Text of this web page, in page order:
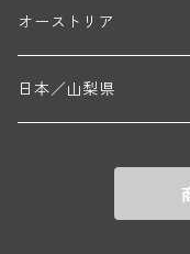
ニコラ・ルジェ(フラジェ
ドニ・ペール・エ・フィ
コント・ラフォン(ムルソ
フランソワ・ミクルスキ(
ニコラ・ジェイ
ラインガウ
ゲオルグ・ブロイヤー
フランケン
オーストリア
テルメンレギオン
セップ・モーザ―
カンプタール
日本／山梨県